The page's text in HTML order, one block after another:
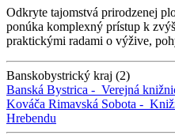
Odkryte tajomstvá prirodzenej
ponúka komplexný prístup k
praktickými radami o výžive,
Banskobystrický kraj (2)
Banská Bystrica - Verejná
Kováča Rimavská Sobota -
Hrebendu